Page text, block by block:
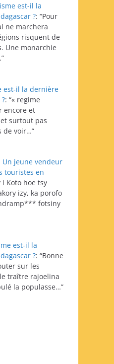
est-il la
?: “Pour
ne marchera
risquent de
Une monarchie
”
est-il la dernière
: “« regime
encore et
surtout pas
de voir…”
Un jeune vendeur
touristes en
i Koto hoe tsy
izy, ka porofo
fotsiny
est-il la
?: “Bonne
sur les
traître rajoelina
la populasse…”